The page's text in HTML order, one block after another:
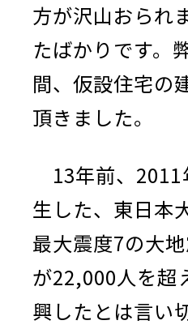
方が沢山おられ
たばかりです。
間、仮設住宅の
頂きました。
13年前、2011
生した、東日本
最大震度7の大
が22,000人を超
興したとは言い